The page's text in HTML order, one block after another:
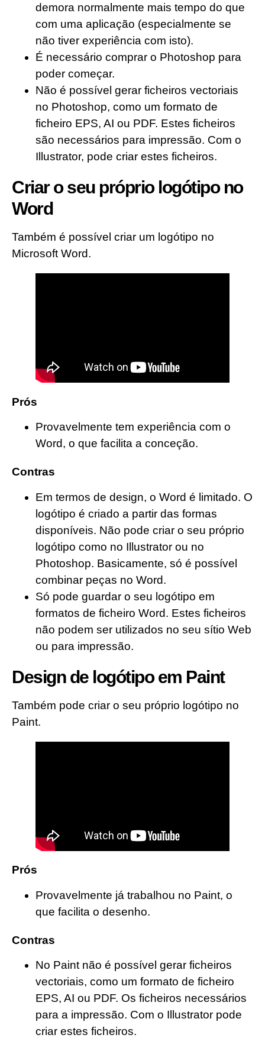
demora normalmente mais tempo do que
com uma aplicação (especialmente se
não tiver experiência com isto).
É necessário comprar o Photoshop para
poder começar.
Não é possível gerar ficheiros vectoriais
no Photoshop, como um formato de
ficheiro EPS, AI ou PDF. Estes ficheiros
são necessários para impressão. Com o
Illustrator, pode criar estes ficheiros.
Criar o seu próprio logótipo no
Word
Também é possível criar um logótipo no
Microsoft Word.
Prós
Provavelmente tem experiência com o
Word, o que facilita a conceção.
Contras
Em termos de design, o Word é limitado. O
logótipo é criado a partir das formas
disponíveis. Não pode criar o seu próprio
logótipo como no Illustrator ou no
Photoshop. Basicamente, só é possível
combinar peças no Word.
Só pode guardar o seu logótipo em
formatos de ficheiro Word. Estes ficheiros
não podem ser utilizados no seu sítio Web
ou para impressão.
Design de logótipo em Paint
Também pode criar o seu próprio logótipo no
Paint.
Prós
Provavelmente já trabalhou no Paint, o
que facilita o desenho.
Contras
No Paint não é possível gerar ficheiros
vectoriais, como um formato de ficheiro
EPS, AI ou PDF. Os ficheiros necessários
para a impressão. Com o Illustrator pode
criar estes ficheiros.